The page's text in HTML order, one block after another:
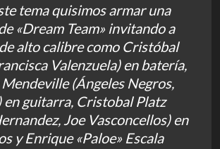
tema quisimos armar una
«Dream Team» invitando a
alto calibre como Cristóbal
Valenzuela) en batería,
(Ángeles Negros,
en guitarra, Cristobal Platz
Joe Vasconcellos) en
y Enrique «Paloe» Escala